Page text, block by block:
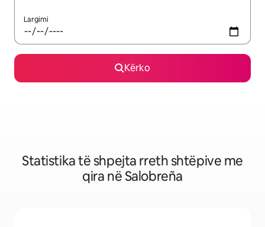
Largimi
Kërko
Statistika të shpejta rreth shtëpive me
qira në Salobreña